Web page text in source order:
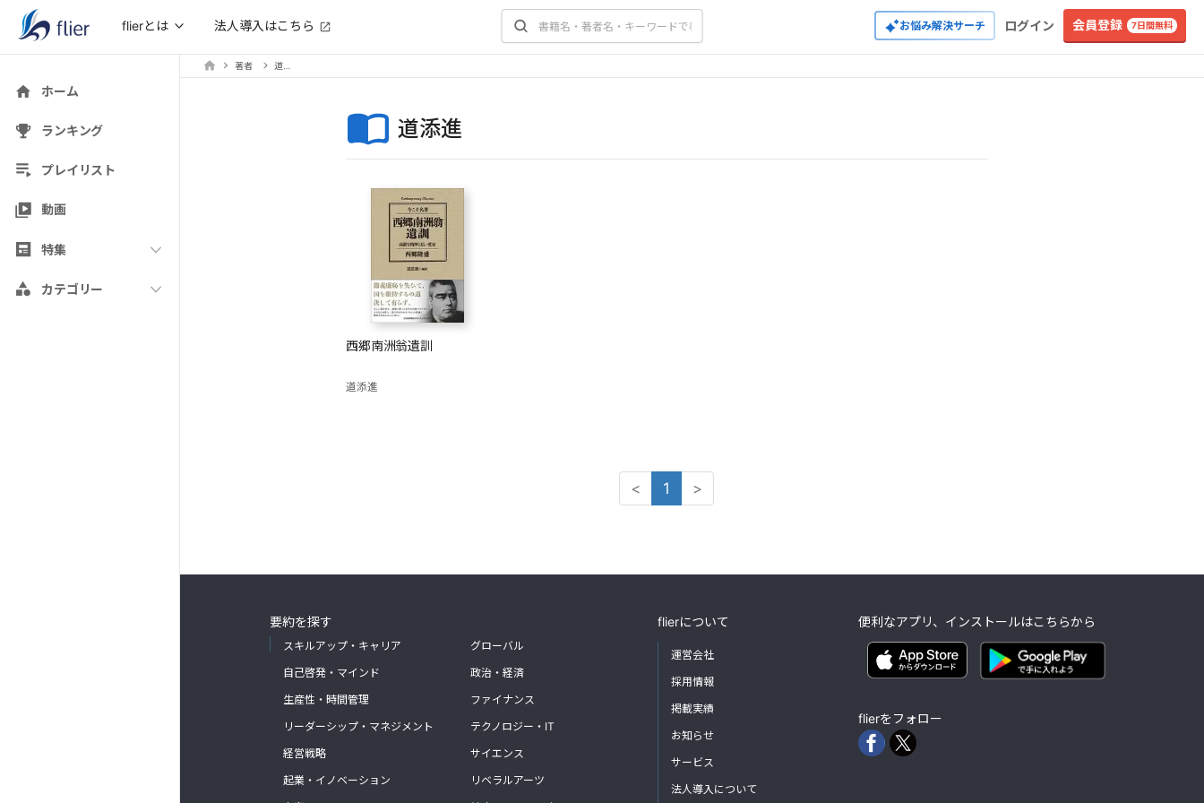
flierとは 法人導入はこちら お悩み解決サーチ ログイン 会員登録 7日間無料
ホーム
ランキング
プレイリスト
動画
特集
カテゴリー
著者
道添進
西郷南洲翁遺訓
道添進
< 1 >
要約を探す
スキルアップ・キャリア
自己啓発・マインド
生産性・時間管理
リーダーシップ・マネジメント
経営戦略
起業・イノベーション
グローバル
政治・経済
ファイナンス
テクノロジー・IT
サイエンス
リベラルアーツ
flierについて
運営会社
採用情報
掲載実績
お知らせ
サービス
法人導入について
便利なアプリ、インストールはこちらから
flierをフォロー